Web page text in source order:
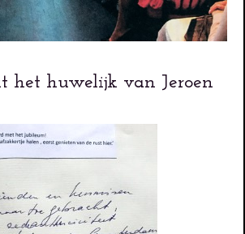
het huwelijk van Jeroen